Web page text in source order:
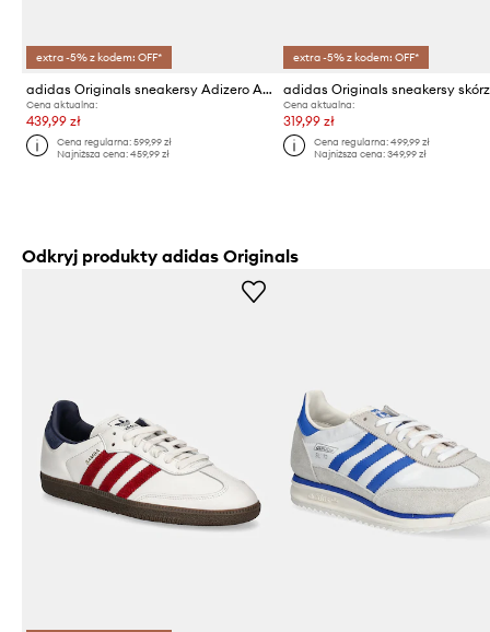
extra -5% z kodem: OFF*
adidas Originals sneakersy Adizero Aruku
Cena aktualna:
439,99 zł
Cena regularna:599,99 zł
Najniższa cena:459,99 zł
extra -5% z kodem: OFF*
Cena aktualna:
319,99 zł
Cena regularna: 499,99 zł
Najniższa cena: 349,99 zł
Odkryj produkty adidas Originals